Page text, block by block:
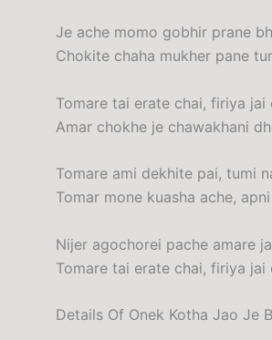
Je ache momo gobhir prane
Chokite chaha mukher pane
Tomare tai erate chai, firiya jai
Amar chokhe je chawakhani
Tomare ami dekhite pai, tumi
Tomar mone kuasha ache,
Nijer agochorei pache amare
Tomare tai erate chai, firiya jai
Details Of Onek Kotha Jao Je